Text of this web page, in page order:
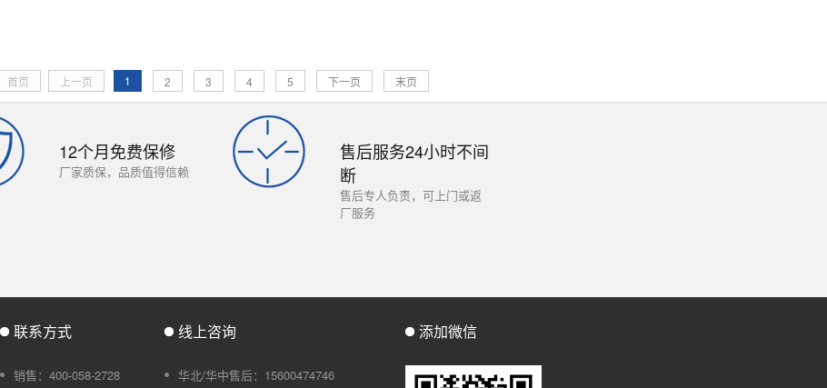
首页 上一页 1 2 3 4 5 下一页 末页
12个月免费保修
厂家质保，品质值得信赖
售后服务24小时不间
断
售后专人负责，可上门或返
厂服务
联系方式
销售：400-058-2728
线上咨询
华北/华中售后：15600474746
添加微信